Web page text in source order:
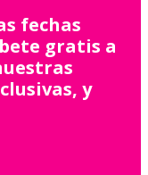
fechas
gratis a
y